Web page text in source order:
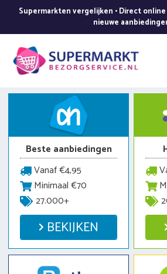
de
inhoud
Supermarkten vergelijken • Direct
nieuwe
Beste aanbiedingen
Vanaf €4,95
Minimaal €70
27.000+
BEKIJKEN